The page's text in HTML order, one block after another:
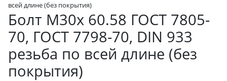
всей длине (без покрытия)
Болт М30х 60.58 ГОСТ 7805-
70, ГОСТ 7798-70, DIN 933
резьба по всей длине (без
покрытия)